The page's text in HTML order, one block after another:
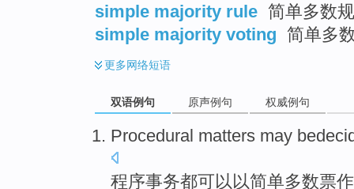
simple majority rule 简单多数
simple majority voting 简单多
更多网络短语
双语例句 原声例句 权威例句
Procedural matters may
程序事务都可以 以简单多数票